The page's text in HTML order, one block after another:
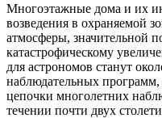
Многоэтажные дома и их
возведения в охраняемой
атмосферы, значительной
катастрофическому
для астрономов станут
наблюдательных программ,
цепочки многолетних
течении почти двух